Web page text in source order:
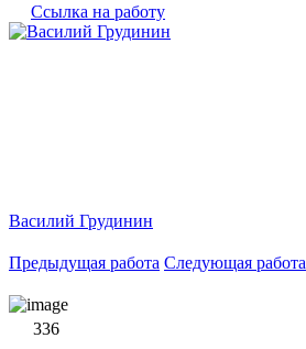
Ссылка на работу
Василий Грудинин
Предыдущая работа Следующая работа
336